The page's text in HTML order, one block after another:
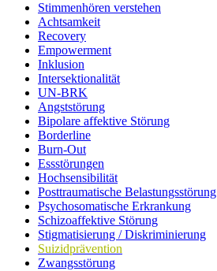
Stimmenhören verstehen
Achtsamkeit
Recovery
Empowerment
Inklusion
Intersektionalität
UN-BRK
Angststörung
Bipolare affektive Störung
Borderline
Burn-Out
Essstörungen
Hochsensibilität
Posttraumatische Belastungsstörung
Psychosomatische Erkrankung
Schizoaffektive Störung
Stigmatisierung / Diskriminierung
Suizidprävention
Zwangsstörung